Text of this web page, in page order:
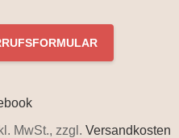
MwSt., zzgl. Versandkosten